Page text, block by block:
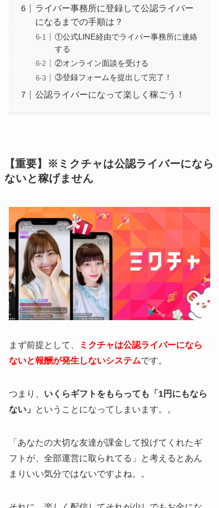
ライバー事務所に登録して公認ライバー
になるまでの手順は？
①公式LINE経由でライバー事務所に連絡
する
②オンライン面談を受ける
③登録フォームを提出して完了！
公認ライバーになって楽しく稼ごう！
【重要】※ミクチャは公認ライバーになら
ないと稼げません
まず前提として、
ミクチャは公認ライバーになら
ないと報酬が発生しないシステムです。
つまり、 いくらギフトをもらっても「1円にもなら
ない」
ということになってしまいます。。
「あなたの大切な友達が課金して投げてくれたギ
フトが、全部運営に取られてる」と考えるとあん
まりいい気分ではないですよね。。